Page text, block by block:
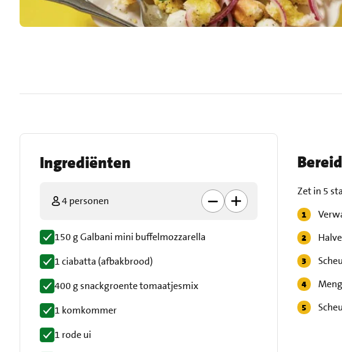
Ingrediënten
4 personen
150 g Galbani mini buffelmozzarella
1 ciabatta (afbakbrood)
400 g snackgroente tomaatjesmix
1 komkommer
1 rode ui
Zet in 5